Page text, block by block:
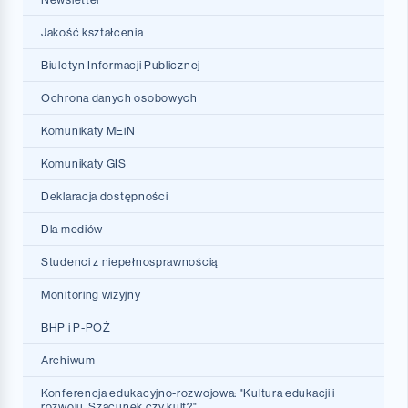
Razem po sukces
Projekty RP
Dydaktyczna Inicjatywa Doskonałości 2022
Dydaktyczna Inicjatywa Doskonałości 2025
Dydaktyczna Inicjatywa Doskonałości 2026
Jakość kształcenia
Biuletyn Informacji Publicznej
Ochrona danych osobowych
Komunikaty MEiN
Komunikaty GIS
Deklaracja dostępności
Dostępność Architektoniczna
Dostępność informacyjno-komunikacyjna urządzeń i
Dla mediów
Studenci z niepełnosprawnością
Monitoring wizyjny
BHP i P-POŻ
Archiwum
Konferencja edukacyjno-rozwojowa: "Kultura edukacji i